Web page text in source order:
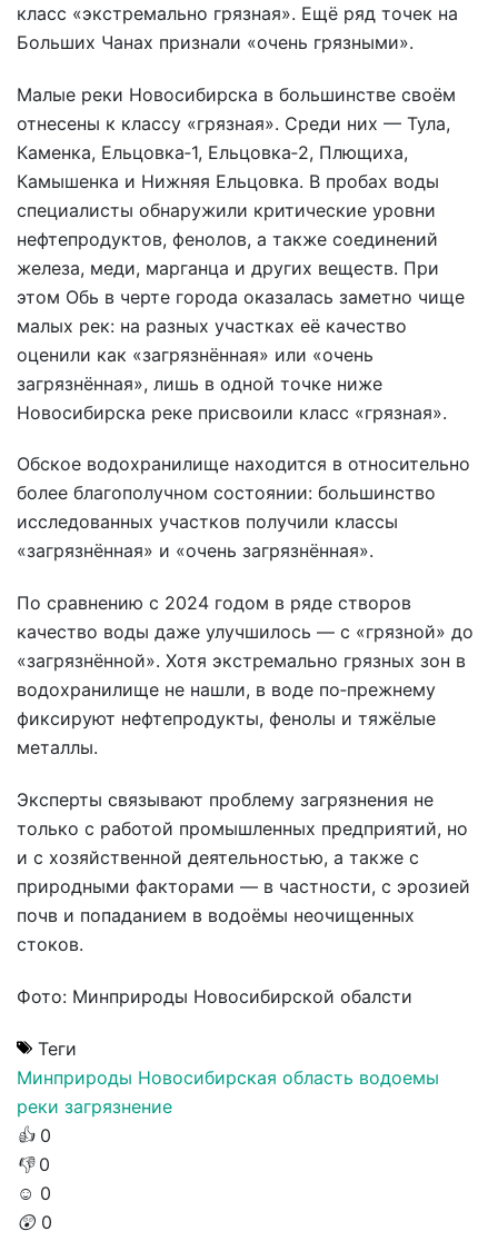
класс «экстремально грязная». Ещё ряд точек на
Больших Чанах признали «очень грязными».
Малые реки Новосибирска в большинстве своём
отнесены к классу «грязная». Среди них — Тула,
Каменка, Ельцовка‑1, Ельцовка‑2, Плющиха,
Камышенка и Нижняя Ельцовка. В пробах воды
специалисты обнаружили критические уровни
нефтепродуктов, фенолов, а также соединений
железа, меди, марганца и других веществ. При
этом Обь в черте города оказалась заметно чище
малых рек: на разных участках её качество
оценили как «загрязнённая» или «очень
загрязнённая», лишь в одной точке ниже
Новосибирска реке присвоили класс «грязная».
Обское водохранилище находится в относительно
более благополучном состоянии: большинство
исследованных участков получили классы
«загрязнённая» и «очень загрязнённая».
По сравнению с 2024 годом в ряде створов
качество воды даже улучшилось — с «грязной» до
«загрязнённой». Хотя экстремально грязных зон в
водохранилище не нашли, в воде по‑прежнему
фиксируют нефтепродукты, фенолы и тяжёлые
металлы.
Эксперты связывают проблему загрязнения не
только с работой промышленных предприятий, но
и с хозяйственной деятельностью, а также с
природными факторами — в частности, с эрозией
почв и попаданием в водоёмы неочищенных
стоков.
Фото: Минприроды Новосибирской обалсти
Теги
Минприроды Новосибирская область водоемы
реки загрязнение
👍 0
👎 0
☺️ 0
😲 0